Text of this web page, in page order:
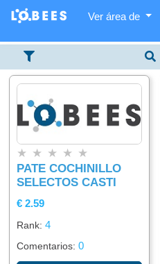
Ver área de
Categorías
×
Alimentación
Lista
Items
×
Agregar
item
Buscador
×
★ ★ ★ ★ ★
PATE COCHINILLO
SELECTOS CASTI
€ 2.59
Rank:4
Comentarios:0